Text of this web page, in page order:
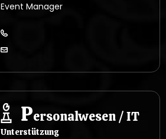
Event Manager
Personalwesen / IT
Unterstützung